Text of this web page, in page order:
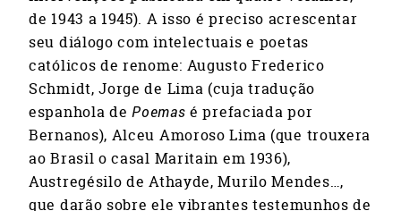
de 1943 a 1945). A isso é preciso acrescentar
seu diálogo com intelectuais e poetas
católicos de renome: Augusto Frederico
Schmidt, Jorge de Lima (cuja tradução
espanhola dePoemas é prefaciada por
Bernanos), Alceu Amoroso Lima (que trouxera
ao Brasil o casal Maritain em 1936),
Austregésilo de Athayde, Murilo Mendes…,
que darão sobre ele vibrantes testemunhos de